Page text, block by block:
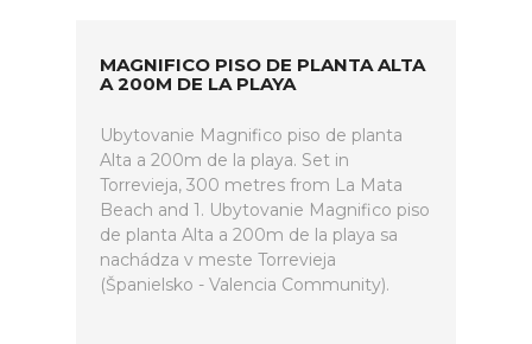
MAGNIFICO PISO DE PLANTA ALTA
A 200M DE LA PLAYA
Ubytovanie Magnifico piso de planta
Alta a 200m de la playa. Set in
Torrevieja, 300 metres from La Mata
Beach and 1. Ubytovanie Magnifico piso
de planta Alta a 200m de la playa sa
nachádza v meste Torrevieja
(Španielsko - Valencia Community).